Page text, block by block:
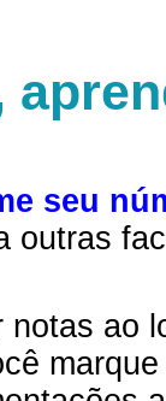
seu
outras
ao